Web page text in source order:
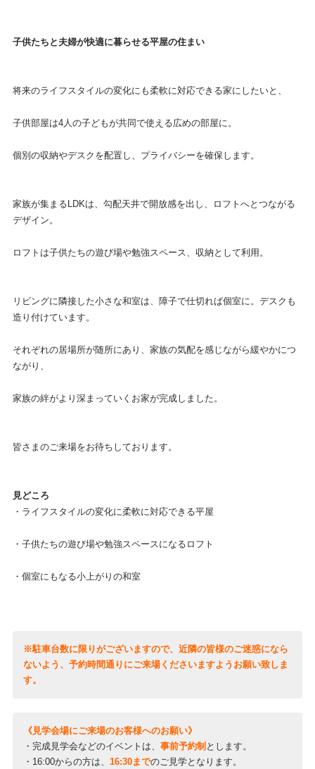
子供たちと夫婦が快適に暮らせる平屋の住まい
将来のライフスタイルの変化にも柔軟に対応できる家にしたいと、
子供部屋は4人の子どもが共同で使える広めの部屋に。
個別の収納やデスクを配置し、プライバシーを確保します。
家族が集まるLDKは、勾配天井で開放感を出し、ロフトへとつながる
デザイン。
ロフトは子供たちの遊び場や勉強スペース、収納として利用。
リビングに隣接した小さな和室は、障子で仕切れば個室に。デスクも
造り付けています。
それぞれの居場所が随所にあり、家族の気配を感じながら緩やかにつ
ながり、
家族の絆がより深まっていくお家が完成しました。
皆さまのご来場をお待ちしております。
見どころ
・ライフスタイルの変化に柔軟に対応できる平屋
・子供たちの遊び場や勉強スペースになるロフト
・個室にもなる小上がりの和室
※駐車台数に限りがございますので、近隣の皆様のご迷惑になら
ないよう、予約時間通りにご来場くださいますようお願い致しま
す。
《見学会場にご来場のお客様へのお願い》
・完成見学会などのイベントは、 事前予約制 とします。
・16:00からの方は、 16:30までのご見学となります。